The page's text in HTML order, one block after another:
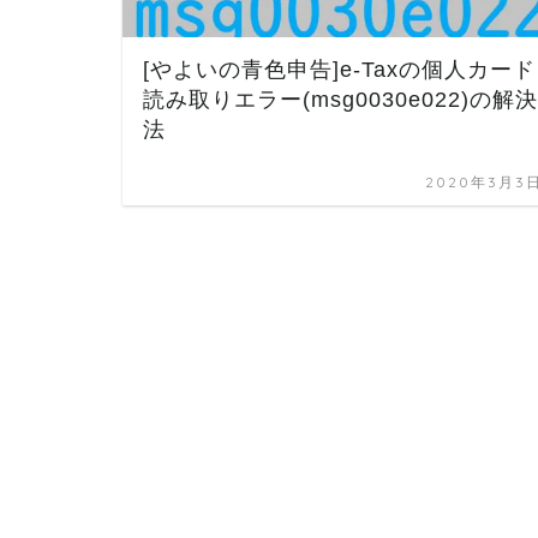
[やよいの青色申告]e-Taxの個人カード
読み取りエラー(msg0030e022)の解決
法
2020年3月3